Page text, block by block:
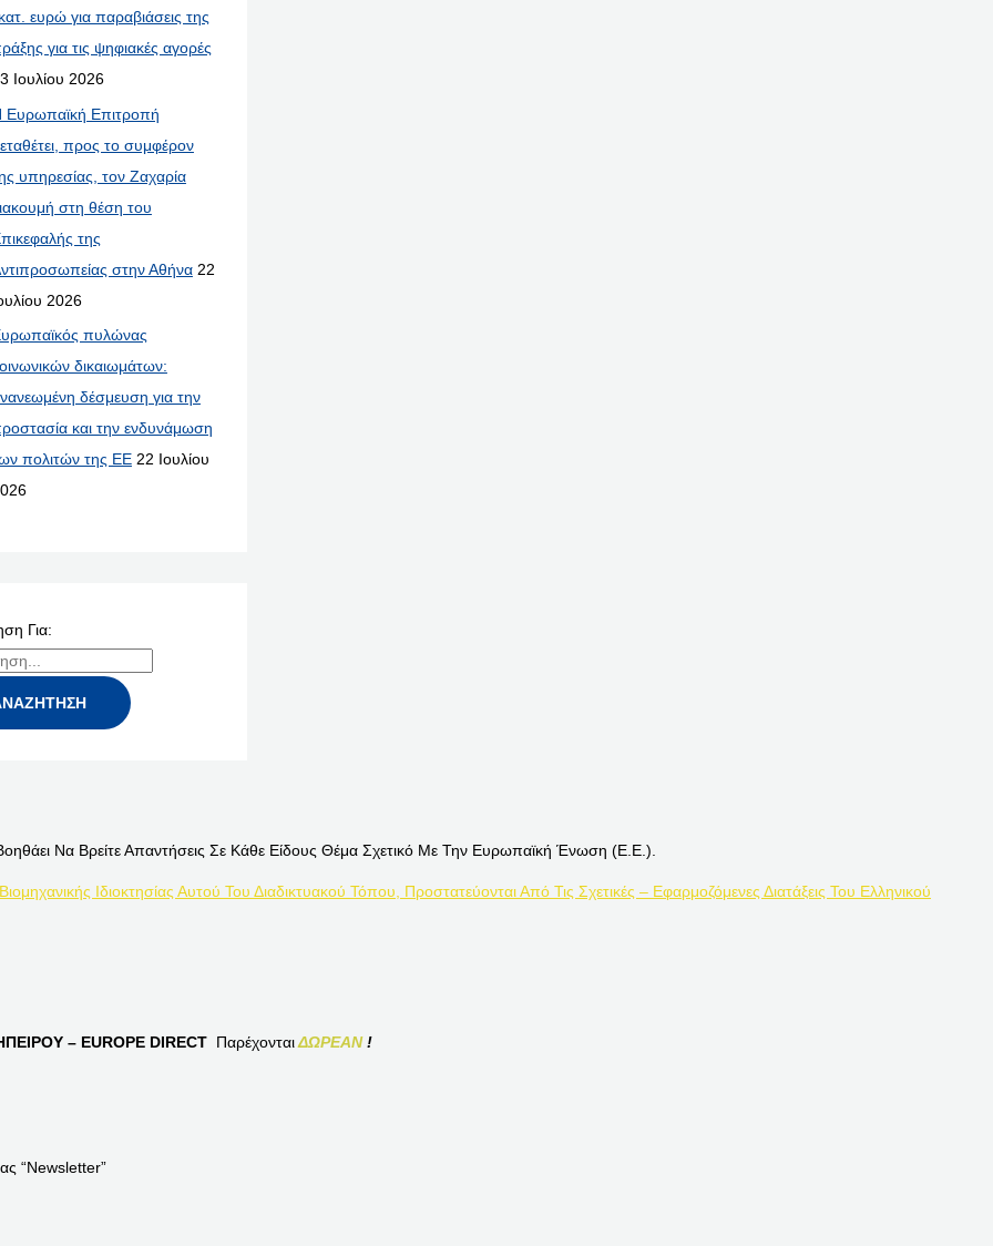
ευρώ για παραβιάσεις της
για τις ψηφιακές αγορές
Ιουλίου 2026
Ευρωπαϊκή Επιτροπή
προς το συμφέρον
υπηρεσίας, τον Ζαχαρία
στη θέση του
της
στην Αθήνα 22
2026
πυλώνας
δικαιωμάτων:
δέσμευση για την
και την ενδυνάμωση
πολιτών της ΕΕ 22 Ιουλίου
Για:
Να Βρείτε Απαντήσεις Σε Κάθε Είδους Θέμα Σχετικό Με Την Ευρωπαϊκή Ένωση (Ε.Ε.).
Ιδιοκτησίας Αυτού Του Διαδικτυακού Τόπου, Προστατεύονται Από Τις Σχετικές – Εφαρμοζόμενες Διατάξεις Του Ελληνικού
– EUROPE DIRECT ΠαρέχονταιΔΩΡΕΑΝ!
“Newsletter”